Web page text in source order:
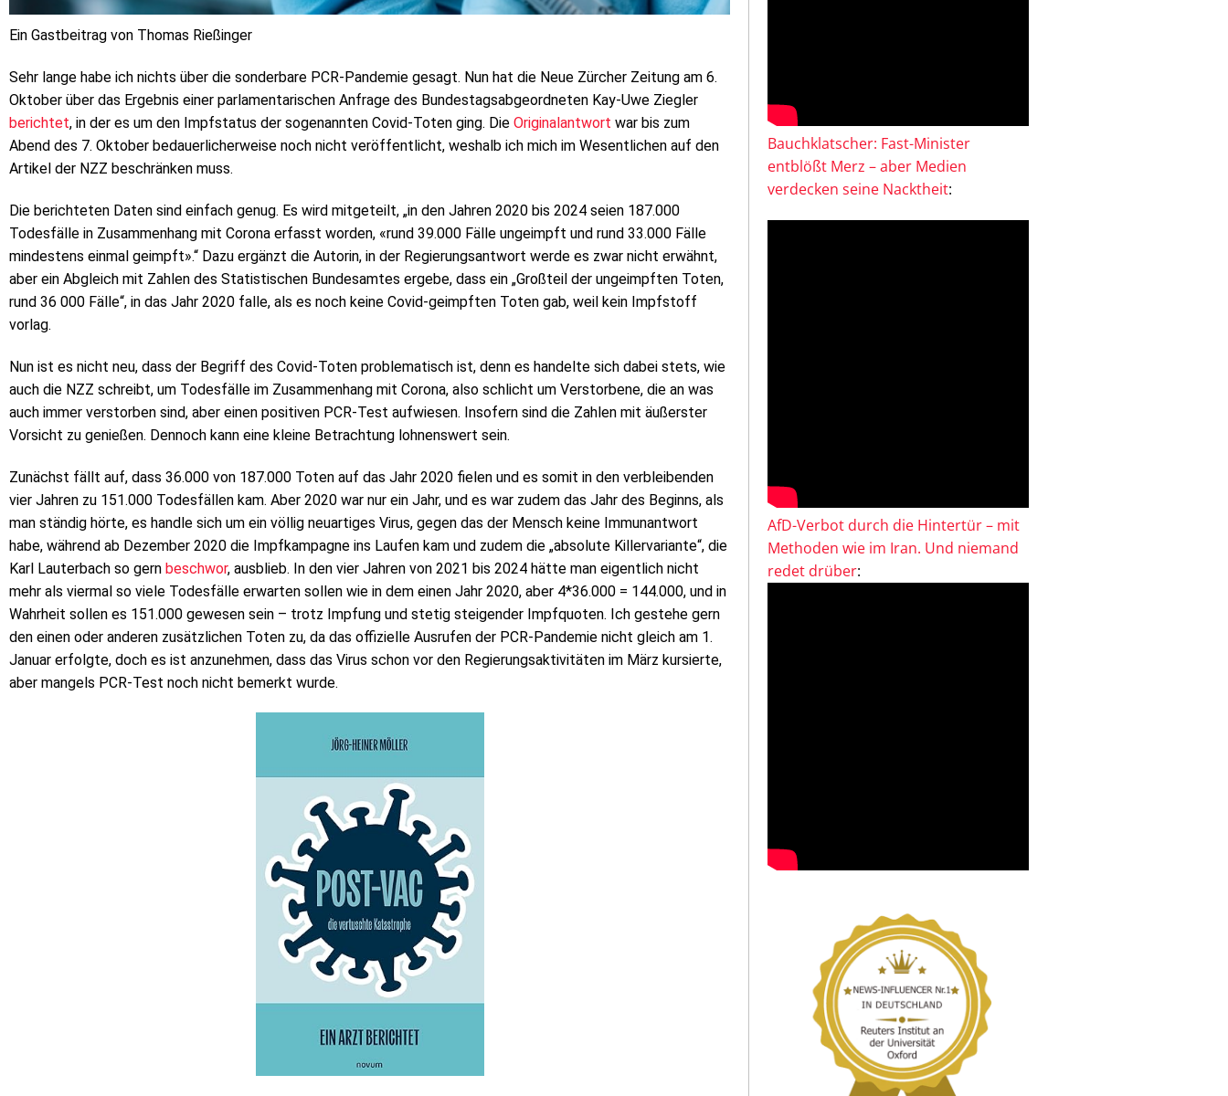
Ein Gastbeitrag von Thomas Rießinger
Sehr lange habe ich nichts über die sonderbare PCR-Pandemie gesagt. Nun hat die Neue Zürcher Zeitung am 6.
Oktober über das Ergebnis einer parlamentarischen Anfrage des Bundestagsabgeordneten Kay-Uwe Ziegler
berichtet, in der es um den Impfstatus der sogenannten Covid-Toten ging. Die Originalantwort war bis zum
Abend des 7. Oktober bedauerlicherweise noch nicht veröffentlicht, weshalb ich mich im Wesentlichen auf den
Artikel der NZZ beschränken muss.
Die berichteten Daten sind einfach genug. Es wird mitgeteilt, „in den Jahren 2020 bis 2024 seien 187.000
Todesfälle in Zusammenhang mit Corona erfasst worden, «rund 39.000 Fälle ungeimpft und rund 33.000 Fälle
mindestens einmal geimpft».“ Dazu ergänzt die Autorin, in der Regierungsantwort werde es zwar nicht erwähnt,
aber ein Abgleich mit Zahlen des Statistischen Bundesamtes ergebe, dass ein „Großteil der ungeimpften Toten,
rund 36 000 Fälle“, in das Jahr 2020 falle, als es noch keine Covid-geimpften Toten gab, weil kein Impfstoff
vorlag.
Nun ist es nicht neu, dass der Begriff des Covid-Toten problematisch ist, denn es handelte sich dabei stets, wie
auch die NZZ schreibt, um Todesfälle im Zusammenhang mit Corona, also schlicht um Verstorbene, die an was
auch immer verstorben sind, aber einen positiven PCR-Test aufwiesen. Insofern sind die Zahlen mit äußerster
Vorsicht zu genießen. Dennoch kann eine kleine Betrachtung lohnenswert sein.
Zunächst fällt auf, dass 36.000 von 187.000 Toten auf das Jahr 2020 fielen und es somit in den verbleibenden
vier Jahren zu 151.000 Todesfällen kam. Aber 2020 war nur ein Jahr, und es war zudem das Jahr des Beginns, als
man ständig hörte, es handle sich um ein völlig neuartiges Virus, gegen das der Mensch keine Immunantwort
habe, während ab Dezember 2020 die Impfkampagne ins Laufen kam und zudem die „absolute Killervariante“, die
Karl Lauterbach so gern beschwor, ausblieb. In den vier Jahren von 2021 bis 2024 hätte man eigentlich nicht
mehr als viermal so viele Todesfälle erwarten sollen wie in dem einen Jahr 2020, aber 4*36.000 = 144.000, und in
Wahrheit sollen es 151.000 gewesen sein – trotz Impfung und stetig steigender Impfquoten. Ich gestehe gern
den einen oder anderen zusätzlichen Toten zu, da das offizielle Ausrufen der PCR-Pandemie nicht gleich am 1.
Januar erfolgte, doch es ist anzunehmen, dass das Virus schon vor den Regierungsaktivitäten im März kursierte,
aber mangels PCR-Test noch nicht bemerkt wurde.
Bauchklatscher: Fast-Minister
entblößt Merz – aber Medien
verdecken seine Nacktheit:
AfD-Verbot durch die Hintertür – mit
Methoden wie im Iran. Und niemand
redet drüber: